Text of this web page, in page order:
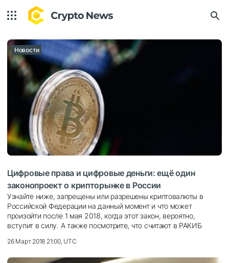
Новости
Цифровые права и цифровые деньги: ещё один
законопроект о крипторынке в России
Узнайте ниже, запрещены или разрешены криптовалюты в
Российской Федерации на данный момент и что может
произойти после 1 мая 2018, когда этот закон, вероятно,
вступит в силу. А также посмотрите, что считают в РАКИБ
26 Март 2018 21:00, UTC